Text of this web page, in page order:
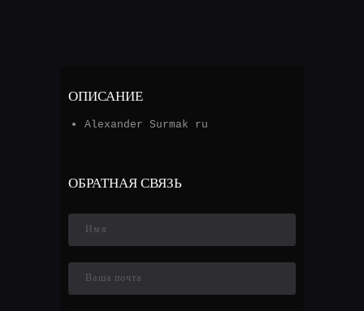
ОПИСАНИЕ
Alexander Surmak ru
ОБРАТНАЯ СВЯЗЬ